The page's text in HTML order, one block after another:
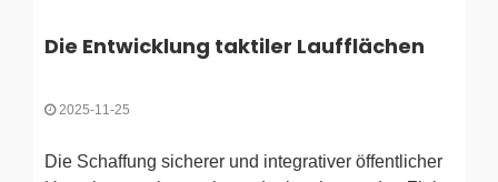
Die Entwicklung taktiler Laufflächen
2025-11-25
Die Schaffung sicherer und integrativer öffentlicher